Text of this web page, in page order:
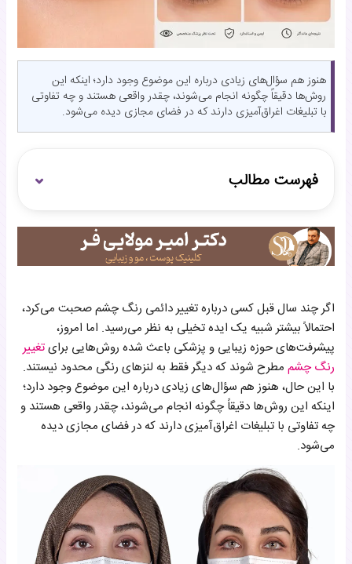
هنوز هم سؤال‌های زیادی درباره این موضوع وجود دارد؛ اینکه این
روش‌ها دقیقاً چگونه انجام می‌شوند، چقدر واقعی هستند و چه تفاوتی
با تبلیغات اغراق‌آمیزی دارند که در فضای مجازی دیده می‌شود.
فهرست مطالب
لنزهای رنگی؛ اولین انتخاب برای تغییر ظاهر چشم
آیا تغییر رنگ دائمی چشم از نظر علمی امکان‌پذیر است؟
اگر چند سال قبل کسی درباره تغییر دائمی رنگ چشم صحبت می‌کرد،
احتمالاً بیشتر شبیه یک ایده تخیلی به نظر می‌رسید. اما امروز،
پیشرفت‌های حوزه زیبایی و پزشکی باعث شده روش‌هایی برایتغییر
رنگ چشم مطرح شوند که دیگر فقط به لنزهای رنگی محدود نیستند.
با این حال، هنوز هم سؤال‌های زیادی درباره این موضوع وجود دارد؛
اینکه این روش‌ها دقیقاً چگونه انجام می‌شوند، چقدر واقعی هستند و
چه تفاوتی با تبلیغات اغراق‌آمیزی دارند که در فضای مجازی دیده
می‌شود.